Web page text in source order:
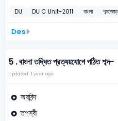
DU DU C Unit-2011 বাংলা শব্দজোড়
Des
5 .বাংলা তদ্ধিত প্রত্যয়যোগে গঠিত শব্দ-
Updated: 1 year ago
অরবিন্দ
তপস্বী